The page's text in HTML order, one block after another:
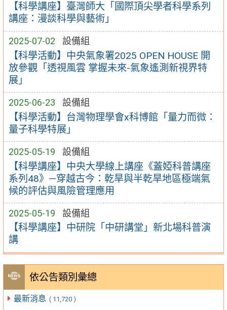
【科學講座】臺灣師大「國際頂尖學者科學系列
講座：漫談科學與藝術」
2025-07-02 設備組
【科學活動】中央氣象署2025 OPEN HOUSE 開
放參觀「透視風雲 掌握未來-氣象遙測新視界特
展」
2025-06-23 設備組
【科學活動】台灣物理學會x科博館「量力而微：
量子科學特展」
2025-05-19 設備組
【科學講座】中央大學線上講座《蓋婭科普講座
系列48》—穿越古今：乾旱與半乾旱地區極端氣
候的評估與風險管理應用
2025-05-19 設備組
【科學講座】中研院「中研講堂」新北場科普演
講
依公告類別彙總
最新消息 ( 11,720 )